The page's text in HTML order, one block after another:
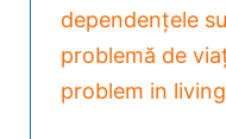
dependențele
problemă de
problem in